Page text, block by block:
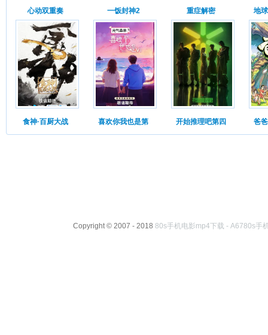
心动双重奏 一饭封神2 重症解密 地
食神·百厨大战 喜欢你我也是第 开始推理吧第四 爸
Copyright © 2007 - 2018 80s手机电影mp4下载 - A6780s手